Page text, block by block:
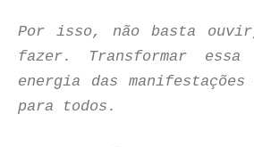
Por isso, não basta
fazer. Transformar essa
energia das manifestações
para todos.